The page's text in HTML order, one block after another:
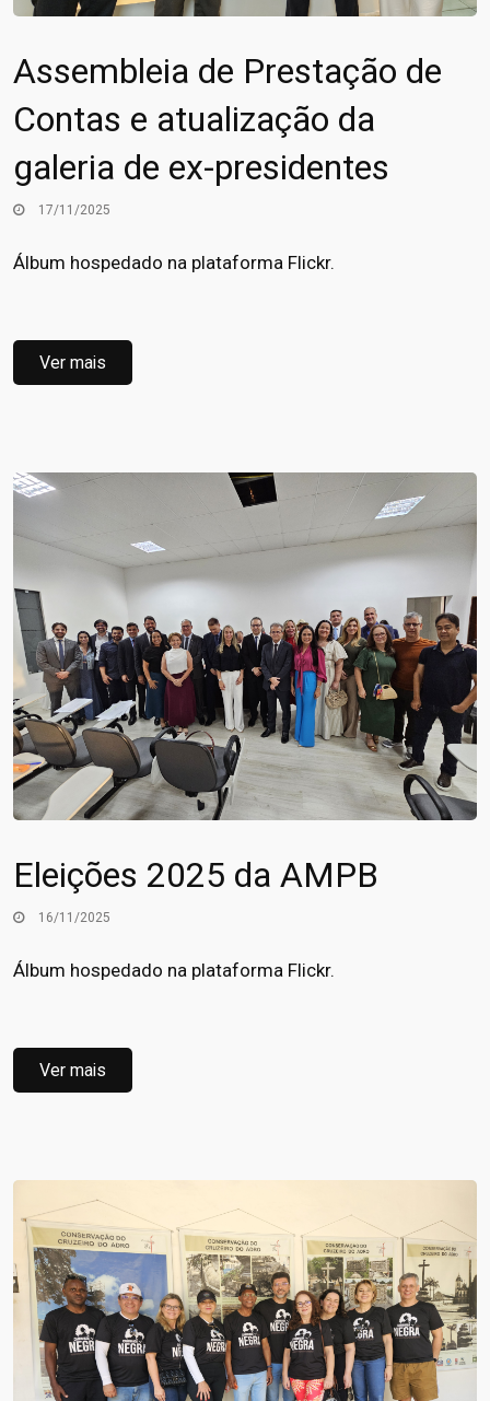
Assembleia de Prestação de
Contas e atualização da
galeria de ex-presidentes
17/11/2025
Álbum hospedado na plataforma Flickr.
Ver mais
Eleições 2025 da AMPB
16/11/2025
Álbum hospedado na plataforma Flickr.
Ver mais